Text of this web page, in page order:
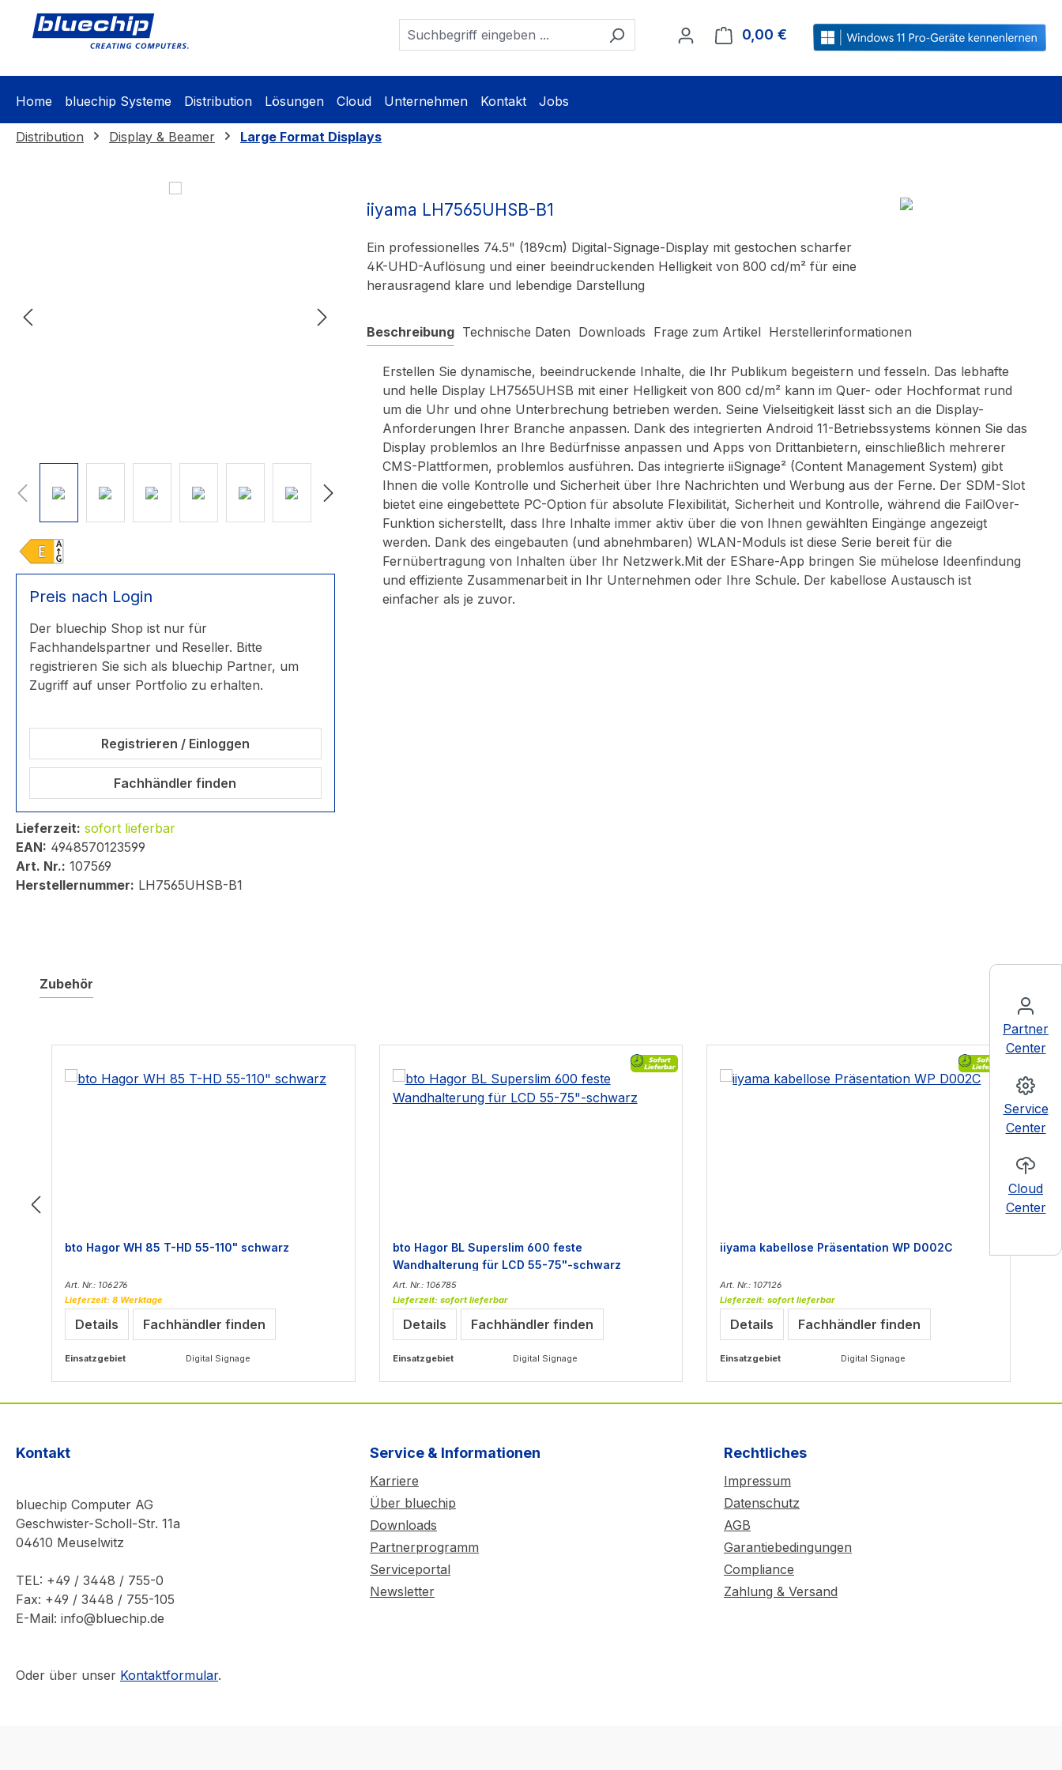
Zur Hauptnavigation springen
Partner
Center
Service
Center
Cloud
Center
0,00 € Warenkorb enthält 0 Positionen. Der
Home bluechip Systeme Distribution Lösungen Cloud Unternehmen Kontakt Jobs
Distribution Display & Beamer Large Format Displays
Bildergalerie überspringen
Preis nach Login
Der bluechip Shop ist nur für
Fachhandelspartner und Reseller. Bitte
registrieren Sie sich als bluechip Partner, um
Zugriff auf unser Portfolio zu erhalten.
Registrieren / Einloggen
Fachhändler finden
Lieferzeit: sofort lieferbar
EAN: 4948570123599
Art. Nr.: 107569
Herstellernummer: LH7565UHSB-B1
iiyama LH7565UHSB-B1
Ein professionelles 74.5" (189cm) Digital-Signage-Display mit gestochen scharfer
4K-UHD-Auflösung und einer beeindruckenden Helligkeit von 800 cd/m² für eine
herausragend klare und lebendige Darstellung
Beschreibung Technische Daten Downloads Frage zum Artikel Herstellerinformationen
Erstellen Sie dynamische, beeindruckende Inhalte, die Ihr Publikum begeistern und fesseln. Das lebhafte
und helle Display LH7565UHSB mit einer Helligkeit von 800 cd/m² kann im Quer- oder Hochformat rund
um die Uhr und ohne Unterbrechung betrieben werden. Seine Vielseitigkeit lässt sich an die Display-
Anforderungen Ihrer Branche anpassen. Dank des integrierten Android 11-Betriebssystems können Sie das
Display problemlos an Ihre Bedürfnisse anpassen und Apps von Drittanbietern, einschließlich mehrerer
CMS-Plattformen, problemlos ausführen. Das integrierte iiSignage² (Content Management System) gibt
Ihnen die volle Kontrolle und Sicherheit über Ihre Nachrichten und Werbung aus der Ferne. Der SDM-Slot
bietet eine eingebettete PC-Option für absolute Flexibilität, Sicherheit und Kontrolle, während die FailOver-
Funktion sicherstellt, dass Ihre Inhalte immer aktiv über die von Ihnen gewählten Eingänge angezeigt
werden. Dank des eingebauten (und abnehmbaren) WLAN-Moduls ist diese Serie bereit für die
Fernübertragung von Inhalten über Ihr Netzwerk.Mit der EShare-App bringen Sie mühelose Ideenfindung
und effiziente Zusammenarbeit in Ihr Unternehmen oder Ihre Schule. Der kabellose Austausch ist
einfacher als je zuvor.
Zubehör
bto Hagor WH 85 T-HD 55-110" schwarz
Art. Nr.: 106276
Lieferzeit: 8 Werktage
Details Fachhändler finden
Einsatzgebiet Digital Signage
bto Hagor BL Superslim 600 feste
Wandhalterung für LCD 55-75"-schwarz
Art. Nr.: 106785
Lieferzeit: sofort lieferbar
Details Fachhändler finden
Einsatzgebiet Digital Signage
iiyama kabellose Präsentation WP D002C
Art. Nr.: 107126
Lieferzeit: sofort lieferbar
Details Fachhändler finden
Einsatzgebiet Digital Signage
Kontakt
bluechip Computer AG
Geschwister-Scholl-Str. 11a
04610 Meuselwitz
TEL: +49 / 3448 / 755-0
Fax: +49 / 3448 / 755-105
E-Mail: info@bluechip.de
Oder über unser Kontaktformular.
Service & Informationen
Karriere
Über bluechip
Downloads
Partnerprogramm
Serviceportal
Newsletter
Rechtliches
Impressum
Datenschutz
AGB
Garantiebedingungen
Compliance
Zahlung & Versand